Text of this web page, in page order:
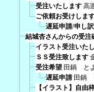
受注いたします 高
ご依頼お受けします
遅延申請/申し
結城杏さんからの受注
イラスト受注いた
ＳＳ受注致します
受注希望 田鍋 と
遅延申請 田鍋
【イラスト】自由